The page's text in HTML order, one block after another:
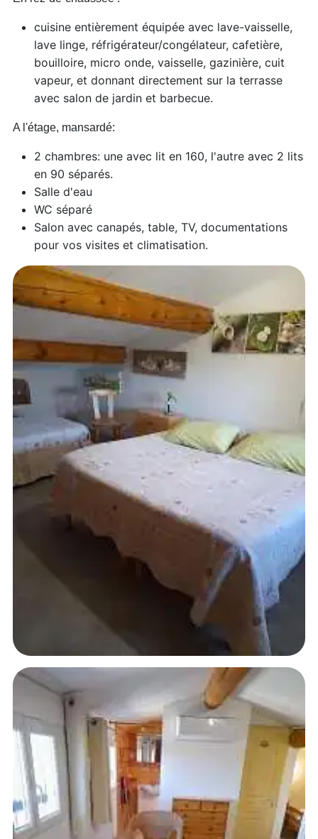
cuisine entièrement équipée avec lave-vaisselle,
lave linge, réfrigérateur/congélateur, cafetière,
bouilloire, micro onde, vaisselle, gazinière, cuit
vapeur, et donnant directement sur la terrasse
avec salon de jardin et barbecue.
A l'étage, mansardé:
2 chambres: une avec lit en 160, l'autre avec 2 lits
en 90 séparés.
Salle d'eau
WC séparé
Salon avec canapés, table, TV, documentations
pour vos visites et climatisation.